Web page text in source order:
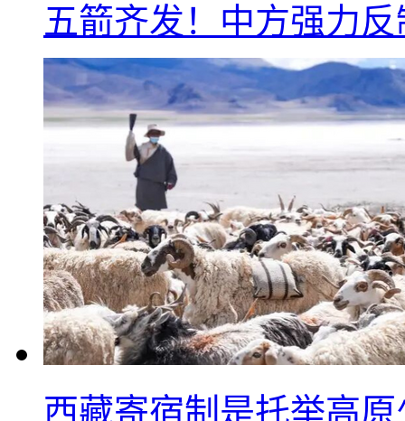
五箭齐发！中方强力
西藏寄宿制是托举高